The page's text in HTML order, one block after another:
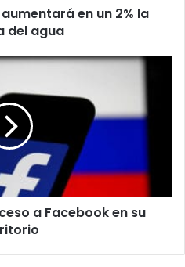
en un 2% la
del agua
a Facebook en su